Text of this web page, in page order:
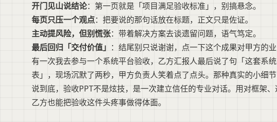
开门见山说结论：第一页就是「项目满足验收标准」，别搞悬念。
每页只压一个观点：把要说的那句话放在标题，正文只是佐证。
主动提风险，但别慌张：带着解决方案去谈遗留问题，语气笃定。
最后回归「交付价值」 ：结尾别只说谢谢，点一下这个成果对甲方的业
有一次我去参与一个系统平台验收，乙方汇报人最后说了句「这套系
表」，现场沉默了两秒，甲方负责人笑着点了点头。那种真实的小细
说到底，验收PPT不是炫技，是一次建立信任的专业对话。用对框架
乙方也能把验收这件头疼事做得体面。